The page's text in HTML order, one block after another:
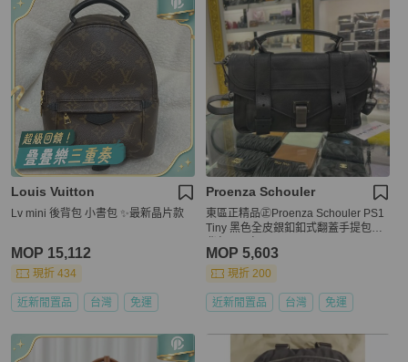
Louis Vuitton
Lv mini 後背包 小書包 ✨最新晶片款
MOP 15,112
現折 434
近新閒置品 台灣 免運
Proenza Schouler
東區正精品㊣Proenza Schouler PS1
Tiny 黑色全皮銀釦釦式翻蓋手提包斜
MOP 5,603
現折 200
近新閒置品 台灣 免運